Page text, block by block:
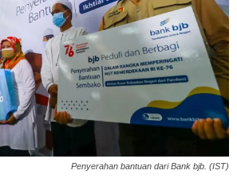
Penyerahan bantuan dari Bank bjb. (IST)